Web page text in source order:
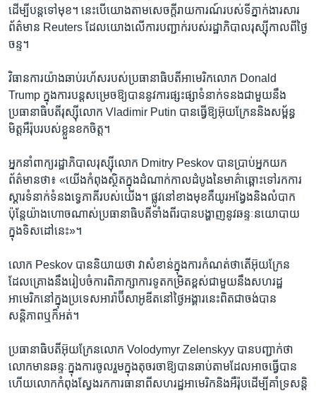
ដើម្បី​បន្ត​ទៅមុខ។ នេះ​បើ​យោង​តាម​សេចក្ដី​រាយការណ៍​របស់​ទីភ្នាក់ងារ​សារ
ព័ត៌មាន Reuters ដែល​យោង​លើ​ការ​បញ្ជាក់​របស់​រដ្ឋាភិបាល​រុស្ស៊ី​កាលពី​ថ្ងៃ​
ចន្ទ។
វិធានការ​យ៉ាង​ឆាប់​រហ័ស​របស់​ប្រធានាធិបតី​អាមេរិក​លោក Donald
Trump ក្នុង​ការ​បន្ត​សម្រេច​ឱ្យ​បាន​នូវ​ការ​ផ្សះផ្សា​ទំនាក់ទនង​ជាមួយ​នឹង​
ប្រធានាធិបតី​រុស្ស៊ី​លោក Vladimir Putin បាន​ធ្វើឱ្យ​អ៊ុយក្រែន​និង​សម្ព័ន្ធ
មិត្ត​អឺរ៉ុប​របស់​ខ្លួន​ខកចិត្ត។
អ្នក​នាំពាក្យ​រដ្ឋាភិបាល​រុស្ស៊ី​លោក Dmitry Peskov បាន​ប្រាប់​អ្នក​យក​
ព័ត៌មាន​ថា៖ «យើង​កំពុង​ស្ថិត​ក្នុង​ដំណាក់កាល​ដំបូង​នៃ​មាគ៌ា​ឆ្ពោះ​ទៅរក​ការ​
ស្ដារ​ទំនាក់ទំនង​ទ្វេភាគី​របស់​យើង។ ផ្លូវ​នៅ​ខាងមុខ​គឺ​យូរ​អង្វែង​និង​លំបាក
ប៉ុន្តែ​យ៉ាងហោច​ណាស់​ប្រធានាធិបតី​ទាំងពីរ​បាន​បង្ហាញ​នូវ​ឆន្ទៈ​នយោបាយ​
ក្នុង​ទិសដៅ​នេះ»។
លោក Peskov បាន​និយាយ​ថា វា​សំខាន់​ក្នុង​ការ​កំណត់​ថាតើ​អ៊ុយក្រែន​
ដែល​គ្រោង​នឹង​រៀបចំ​ការ​ពិភាក្សា​ការទូត​កម្រិត​ខ្ពស់​ជាមួយ​នឹង​សហរដ្ឋ​
អាមេរិក​នៅ​ក្នុង​ប្រទេស​អារ៉ាប៊ីសាអូឌីត​នៅ​ថ្ងៃ​អង្គារ​នេះ​ពិតជា​ចង់​បាន​
សន្តិភាព​ឬ​ក៏​អត់។
ប្រធានាធិបតី​អ៊ុយក្រែន​លោក Volodymyr Zelenskyy បាន​បញ្ជាក់​ថា
លោក​មាន​ឆន្ទៈ​ក្នុង​ការ​ចូលរួម​ក្នុង​តុ​ចរចា​ឱ្យ​បាន​ឆាប់​តាម​ដែល​អាច​ធ្វើបាន
ហើយ​លោក​កំពុង​ស្វែងរក​ការ​ធានា​ពី​សហរដ្ឋ​អាមេរិក​និង​អឺរ៉ុប​ដើម្បី​គាំទ្រ​សន្តិ